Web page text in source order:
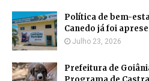
Política de bem-
Canedo já foi
Julho 23, 2026
Prefeitura de